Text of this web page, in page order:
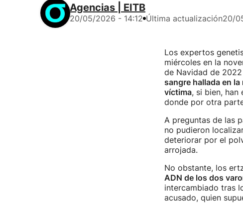
Agencias | EITB
20/05/2026 - 14:12 Última actualización20/
Los expertos
miércoles en la
de Navidad de
sangre hallada en la
víctima, si bien, han
donde por otra
A preguntas de las
no pudieron
deteriorar por el
arrojada.
No obstante, los
ADN de los dos
intercambiado tras
acusado, quien